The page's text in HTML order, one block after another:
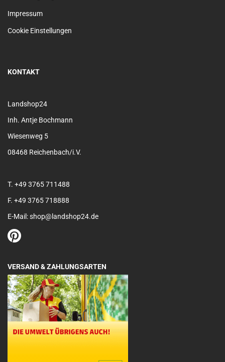
Impressum
Cookie Einstellungen
KONTAKT
Landshop24
Inh. Antje Bochmann
Wiesenweg 5
08468 Reichenbach/i.V.
T. +49 3765 711488
F. +49 3765 718888
E-Mail: shop@landshop24.de
VERSAND & ZAHLUNGSARTEN